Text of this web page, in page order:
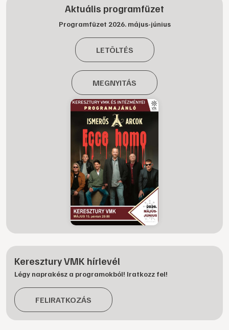
Aktuális programfüzet
Programfüzet 2026. május-június
LETÖLTÉS
MEGNYITÁS
Keresztury VMK hírlevél
Légy naprakész a programokból! Iratkozz fel!
FELIRATKOZÁS